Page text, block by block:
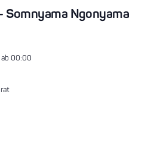
Somnyama Ngonyama
ab 00:00